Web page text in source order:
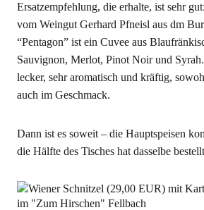
Ersatzempfehlung, die erhalte, ist sehr
vom Weingut Gerhard Pfneisl aus dm
“Pentagon” ist ein Cuvee aus
Sauvignon, Merlot, Pinot Noir und
lecker, sehr aromatisch und kräftig,
auch im Geschmack.
Dann ist es soweit – die Hauptspeisen
die Hälfte des Tisches hat dasselbe